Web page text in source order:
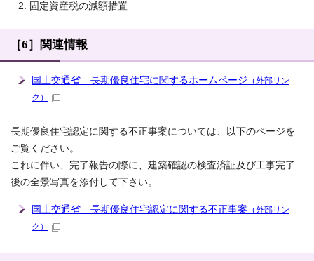
固定資産税の減額措置
［6］関連情報
国土交通省 長期優良住宅に関するホームページ （外部リン
ク）
長期優良住宅認定に関する不正事案については、以下のページを
ご覧ください。
これに伴い、完了報告の際に、建築確認の検査済証及び工事完了
後の全景写真を添付して下さい。
国土交通省 長期優良住宅認定に関する不正事案 （外部リン
ク）